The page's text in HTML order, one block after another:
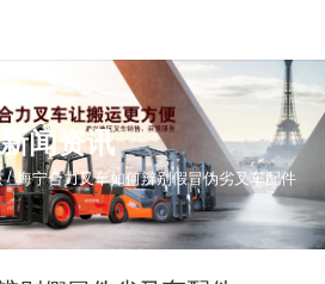
新闻资讯
/海宁合力叉车如何辨别假冒伪劣叉车配件